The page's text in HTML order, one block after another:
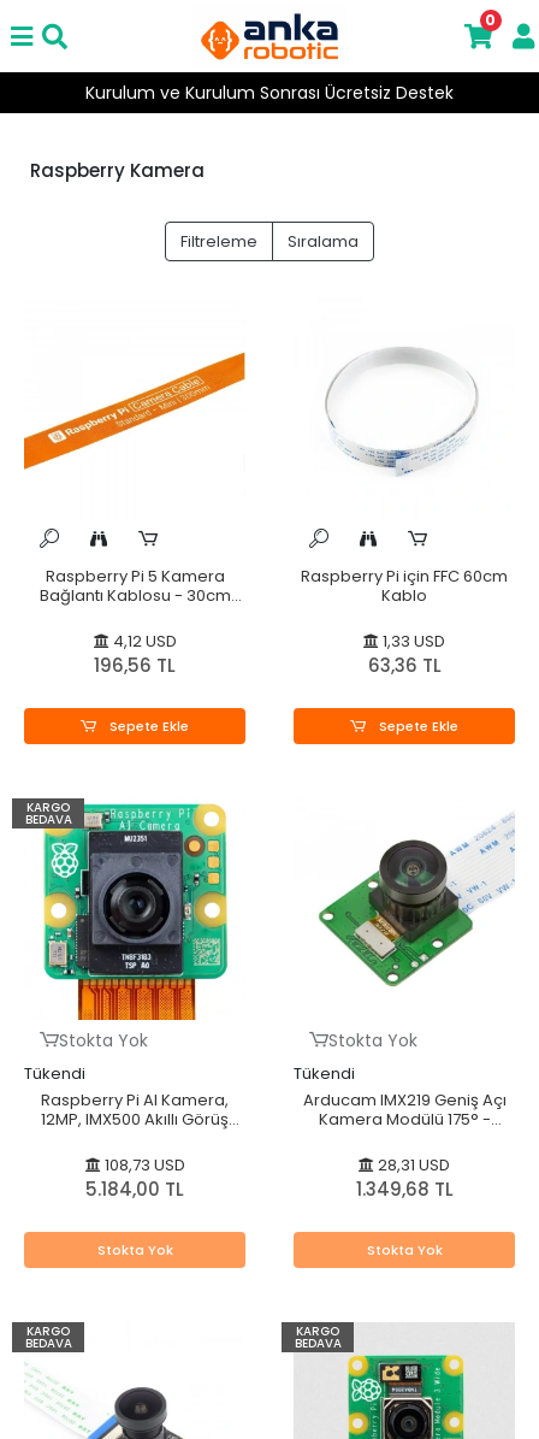
Ücretsiz Destek 2000 ₺ Üzeri
0
Raspberry Kamera
Filtreleme Sıralama
Raspberry Pi 5 Kamera
Bağlantı Kablosu - 30cm
4,12 USD
196,56 TL
Sepete Ekle
Raspberry Pi için FFC 60cm
Kablo
1,33 USD
63,36 TL
Sepete Ekle
KARGO
BEDAVA
Stokta Yok
Tükendi
Raspberry Pi AI Kamera,
12MP, IMX500 Akıllı Görüş
108,73 USD
5.184,00 TL
Stokta Yok
Stokta Yok
Tükendi
Arducam IMX219 Geniş Açı
Kamera Modülü 175° -
28,31 USD
1.349,68 TL
Stokta Yok
KARGO
BEDAVA
KARGO
BEDAVA